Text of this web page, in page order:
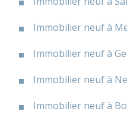
Immobilier neuf à
Immobilier neuf à
Immobilier neuf à
Immobilier neuf à